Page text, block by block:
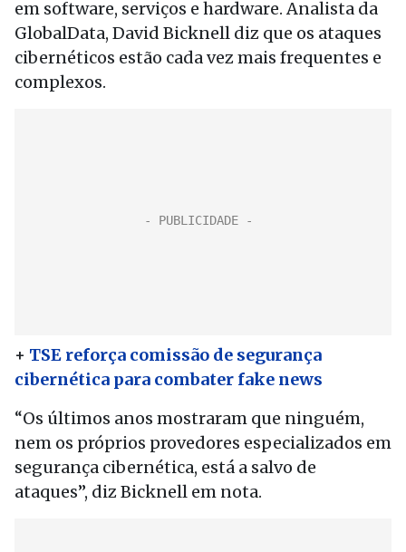
em software, serviços e hardware. Analista da
GlobalData, David Bicknell diz que os ataques
cibernéticos estão cada vez mais frequentes e
complexos.
+ TSE reforça comissão de segurança
cibernética para combater fake news
“Os últimos anos mostraram que ninguém,
nem os próprios provedores especializados em
segurança cibernética, está a salvo de
ataques”, diz Bicknell em nota.